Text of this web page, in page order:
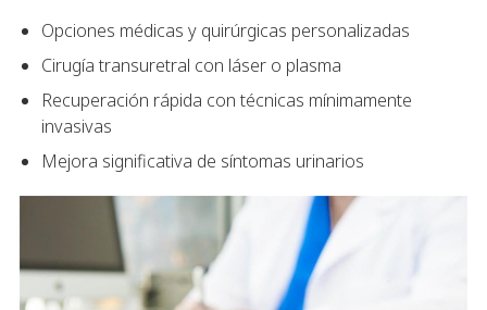
Opciones médicas y quirúrgicas personalizadas
Cirugía transuretral con láser o plasma
Recuperación rápida con técnicas mínimamente
invasivas
Mejora significativa de síntomas urinarios